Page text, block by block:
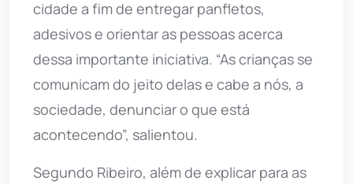
cidade a fim de entregar panfletos,
adesivos e orientar as pessoas acerca
dessa importante iniciativa. “As crianças se
comunicam do jeito delas e cabe a nós, a
sociedade, denunciar o que está
acontecendo”, salientou.
Segundo Ribeiro, além de explicar para as